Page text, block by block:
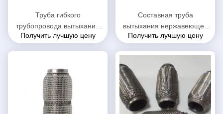
Труба гибкого
трубопровода вытыхания
анти- шума нержавеющая,
труба
Получить лучшую цену
Составная труба
вытыхания нержавеющей
стали автоматическая
внутренний
Получить лучшую цену